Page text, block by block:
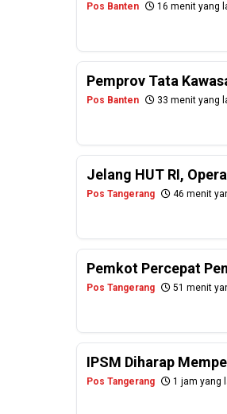
Pos Banten 16 menit yang
Pemprov Tata
Pos Banten 33 menit yang
Jelang HUT RI,
Pos Tangerang 46 menit
Pemkot Percepat
Pos Tangerang 51 menit
IPSM Diharap
Pos Tangerang 1 jam yang